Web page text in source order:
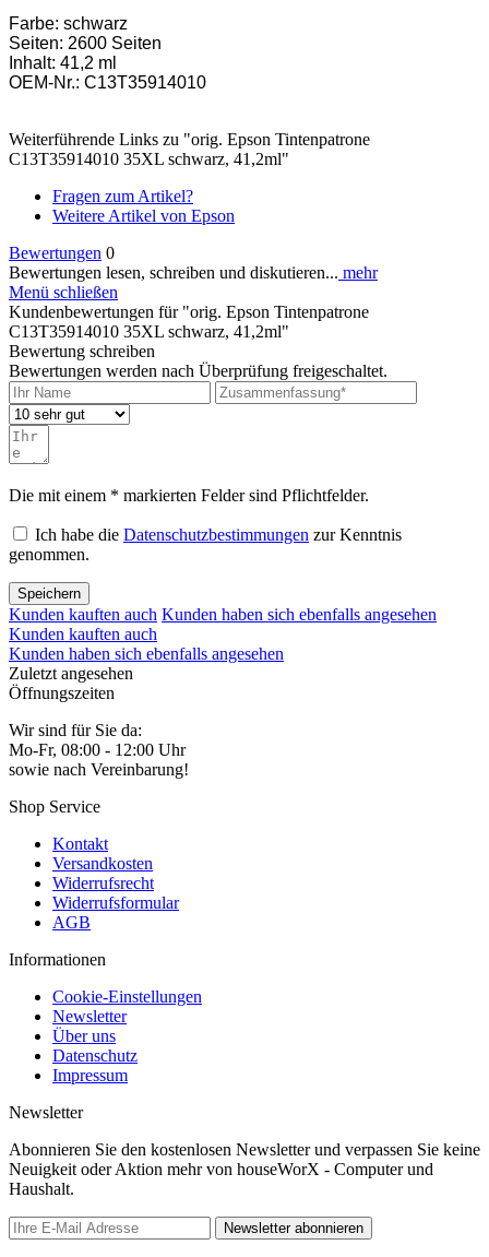
Farbe: schwarz
Seiten: 2600 Seiten
Inhalt: 41,2 ml
OEM-Nr.: C13T35914010
Weiterführende Links zu "orig. Epson Tintenpatrone
C13T35914010 35XL schwarz, 41,2ml"
Fragen zum Artikel?
Weitere Artikel von Epson
Bewertungen 0
Bewertungen lesen, schreiben und diskutieren... mehr
Menü schließen
Kundenbewertungen für "orig. Epson Tintenpatrone
C13T35914010 35XL schwarz, 41,2ml"
Bewertung schreiben
Bewertungen werden nach Überprüfung freigeschaltet.
Die mit einem * markierten Felder sind Pflichtfelder.
Ich habe die Datenschutzbestimmungen zur Kenntnis
genommen.
Speichern
Kunden kauften auch Kunden haben sich ebenfalls angesehen
Kunden kauften auch
Kunden haben sich ebenfalls angesehen
Zuletzt angesehen
Öffnungszeiten
Wir sind für Sie da:
Mo-Fr, 08:00 - 12:00 Uhr
sowie nach Vereinbarung!
Shop Service
Kontakt
Versandkosten
Widerrufsrecht
Widerrufsformular
AGB
Informationen
Cookie-Einstellungen
Newsletter
Über uns
Datenschutz
Impressum
Newsletter
Abonnieren Sie den kostenlosen Newsletter und verpassen Sie keine
Neuigkeit oder Aktion mehr von houseWorX - Computer und
Haushalt.
Newsletter abonnieren